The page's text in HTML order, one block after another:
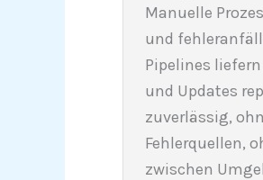
Manuelle
und
Pipelines
und Updates
zuverlässig,
Fehlerquellen,
zwischen